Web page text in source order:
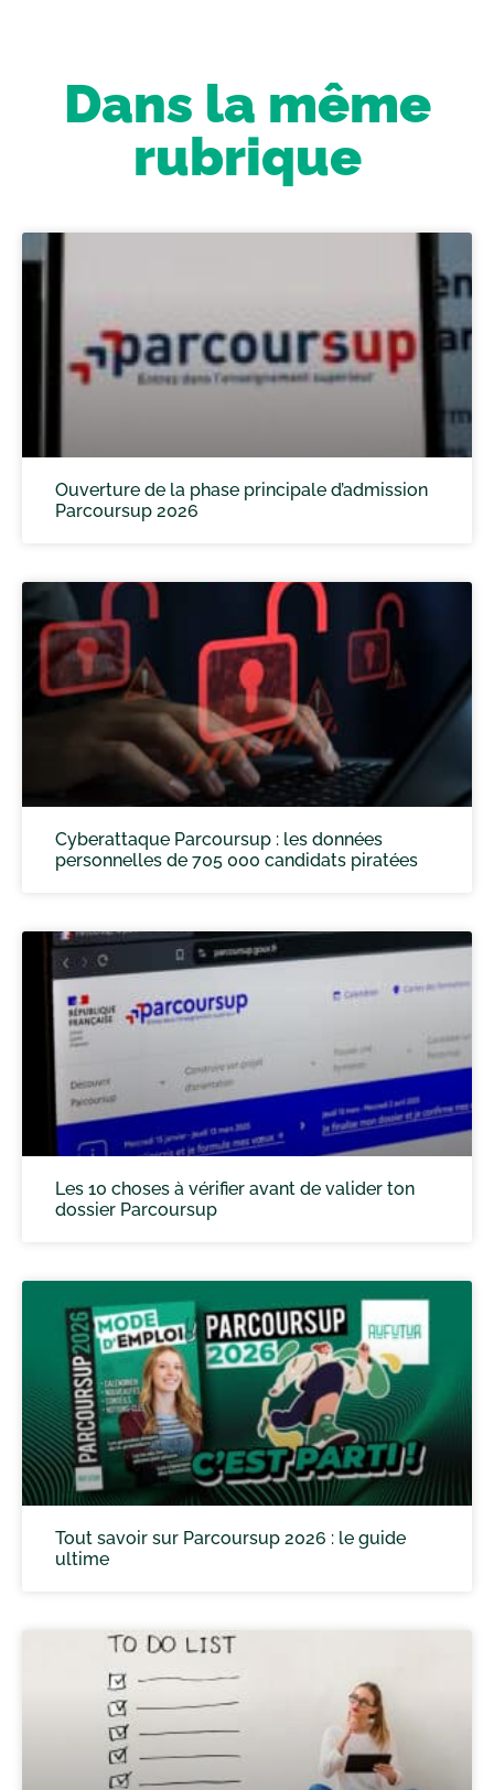
Dans la même
rubrique
Ouverture de la phase principale d’admission
Parcoursup 2026
Cyberattaque Parcoursup : les données
personnelles de 705 000 candidats piratées
Les 10 choses à vérifier avant de valider ton
dossier Parcoursup
Tout savoir sur Parcoursup 2026 : le guide
ultime